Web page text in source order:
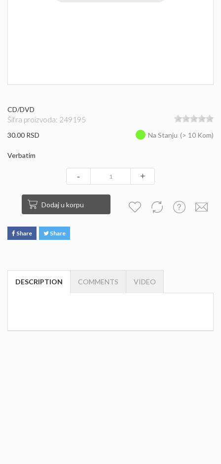
CD/DVD
Šifra proizvoda: 249195
30.00 RSD Na Stanju (> 10 Kom)
Verbatim
- +
Dodaj u korpu
Share Share
DESCRIPTION COMMENTS VIDEO